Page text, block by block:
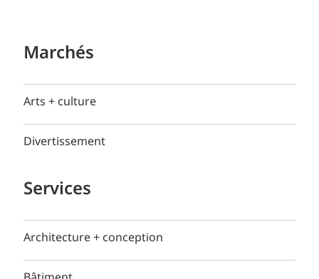
Marchés
Arts + culture
Divertissement
Services
Architecture + conception